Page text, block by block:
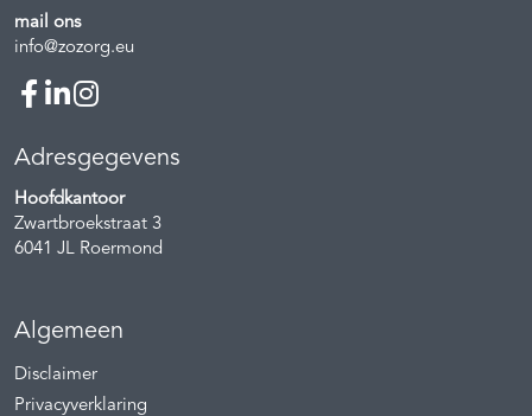
mail ons
info@zozorg.eu
Adresgegevens
Hoofdkantoor
Zwartbroekstraat 3
6041 JL Roermond
Algemeen
Disclaimer
Privacyverklaring